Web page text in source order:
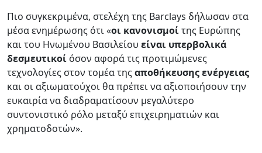
Πιο συγκεκριμένα, στελέχη της Barclays δήλωσαν στα
μέσα ενημέρωσης ότι «οι κανονισμοίτης Ευρώπης
και του Ηνωμένου Βασιλείου είναι υπερβολικά
δεσμευτικοί όσον αφορά τις προτιμώμενες
τεχνολογίες στον τομέα τηςαποθήκευσης ενέργειας
και οι αξιωματούχοι θα πρέπει να αξιοποιήσουν την
ευκαιρία να διαδραματίσουν μεγαλύτερο
συντονιστικό ρόλο μεταξύ επιχειρηματιών και
χρηματοδοτών».